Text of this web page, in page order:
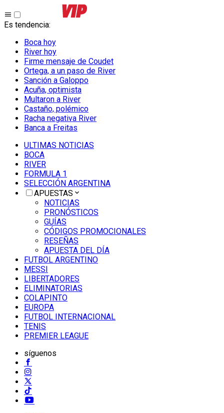
Es tendencia:
Boca hoy
River hoy
Firme mensaje de Coudet
Ortega, a un paso de River
Sanción a Galoppo
Acuña, optimista
Multaron a River
Castaño, polémico
Racha negativa River
Banca a Freitas
ULTIMAS NOTICIAS
BOCA
RIVER
FORMULA 1
SELECCIÓN ARGENTINA
APUESTAS
NOTICIAS
PRONÓSTICOS
GUÍAS
CÓDIGOS PROMOCIONALES
RESEÑAS
APUESTA DEL DÍA
FUTBOL ARGENTINO
MESSI
LIBERTADORES
ELIMINATORIAS
COLAPINTO
EUROPA
FUTBOL INTERNACIONAL
TENIS
PREMIER LEAGUE
síguenos